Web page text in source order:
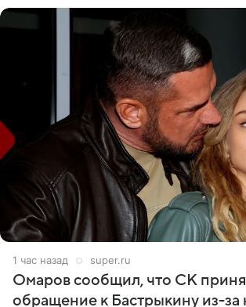
1 час назад super.ru
Омаров сообщил, что СК
обращение к Бастрыкину из-за